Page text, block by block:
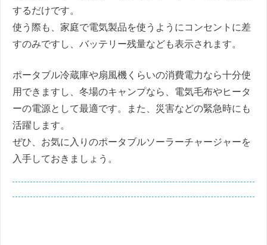
するだけです。
使う際も、家庭で電気製品を使うようにコンセントに差
すのみですし、バッテリー残量なども表示されます。
ポータブル冷蔵庫や扇風機くらいの消費電力なら十分使
用できますし、冬場のキャンプなら、電気毛布やヒータ
ーの電源として最適です。また、災害などの緊急時にも
活躍します。
ぜひ、お気に入りのポータブルソーラーチャージャーを
入手しておきましょう。